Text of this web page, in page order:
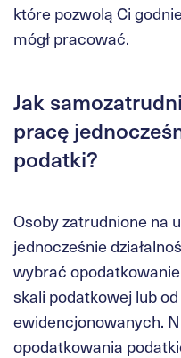
które pozwolą Ci
mógł pracować.
Jak
pracę
podatki?
Osoby zatrudnione na
jednocześnie
wybrać
skali podatkowej lub
ewidencjonowanych.
opodatkowania